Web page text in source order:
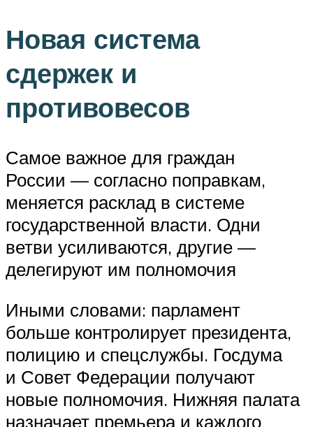
Новая система
сдержек и
противовесов
Самое важное для граждан
России — согласно поправкам,
меняется расклад в системе
государственной власти. Одни
ветви усиливаются, другие —
делегируют им полномочия
Иными словами: парламент
больше контролирует президента,
полицию и спецслужбы. Госдума
и Совет Федерации получают
новые полномочия. Нижняя палата
назначает премьера и каждого